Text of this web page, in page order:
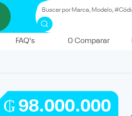
FAQ's 0 Comparar
₲ 98.000.000